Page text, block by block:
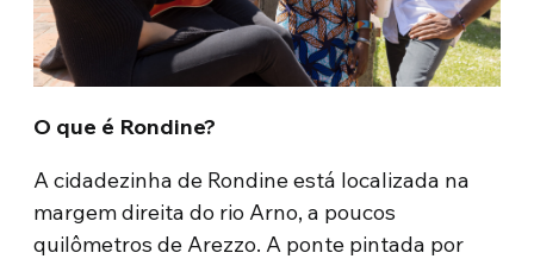
O que é Rondine?
A cidadezinha de Rondine está localizada na
margem direita do rio Arno, a poucos
quilômetros de Arezzo. A ponte pintada por